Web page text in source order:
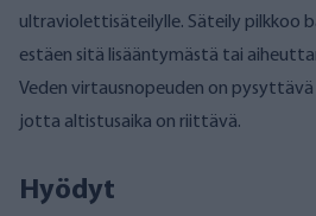
ultraviolettisäteilylle. Säteily pilkkoo
estäen sitä lisääntymästä tai
Veden virtausnopeuden on pysyttävä
jotta altistusaika on riittävä.
Hyödyt